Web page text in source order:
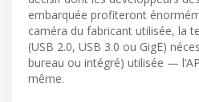
embarquée profiteront
caméra du fabricant utilisée, la
(USB 2.0, USB 3.0 ou GigE)
bureau ou intégré) utilisée —
même.